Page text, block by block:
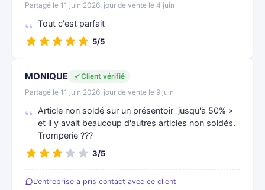
Partagé le 11 juin 2026, jour de vente le 4 juin
Tout c'est parfait
5/5
MONIQUE
Client vérifié
Partagé le 11 juin 2026, jour de vente le 9 juin
Article non soldé sur un présentoir jusqu'à 50% »
et il y avait beaucoup d'autres articles non soldés.
Tromperie ???
3/5
L’entreprise a pris contact avec ce client